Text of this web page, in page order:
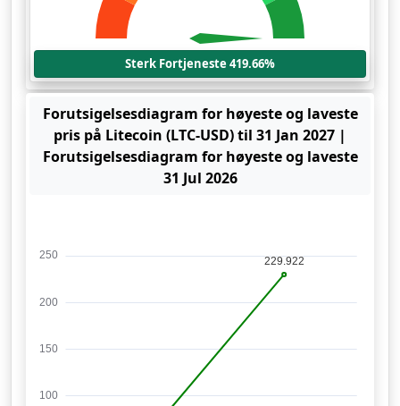
Sterk Fortjeneste 419.66%
Forutsigelsesdiagram for høyeste og laveste
pris på Litecoin (LTC-USD) til 31 Jan 2027 |
Forutsigelsesdiagram for høyeste og laveste
31 Jul 2026